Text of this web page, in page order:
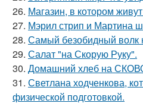
26. Магазин, в котором
27. Мэрил стрип и Мартина
28. Самый безобидный волк
29. Салат "на Скорую Руку".
30. Домашний хлеб на
31. Светлана ходченкова,
физической подготовкой.